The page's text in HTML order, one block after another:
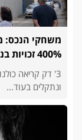
משחקי הנכס:
400% זכויות בנייה בשנת 2026
3' דק קריאה
ונתקלים בעוד...